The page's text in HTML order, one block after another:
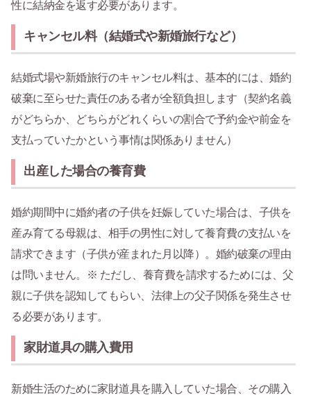
性に結納金を返す必要があります。
キャンセル料（結婚式や新婚旅行など）
結婚式場や新婚旅行のキャンセル料は、基本的には、婚約
破棄に至らせた責任のある者が全額負担します（契約名義
がどちらか、どちらがどれくらいの割合で予約金や前金を
支払っていたかという事情は関係ありません）
出産した場合の養育費
婚約期間中に婚約者の子供を妊娠していた場合は、子供を
産み育てる母親は、相手の男性に対して養育費の支払いを
請求できます（子供が産まれた月以降）。婚約破棄の理由
は問いません。※ ただし、養育費を請求するためには、父
親に子供を認知してもらい、法律上の父子関係を発生させ
る必要があります。
家財道具の購入費用
新婚生活のために家財道具を購入していた場合、その購入